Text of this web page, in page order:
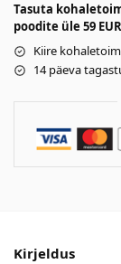
Tasuta
poodite üle 59
Kiire
14 päeva
Kirjeldus